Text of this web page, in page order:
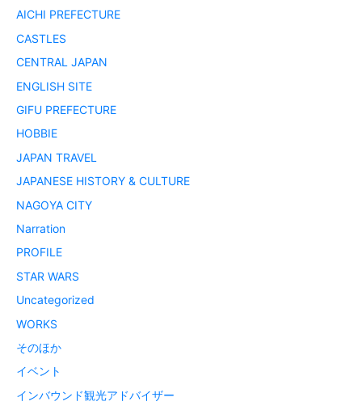
AICHI PREFECTURE
CASTLES
CENTRAL JAPAN
ENGLISH SITE
GIFU PREFECTURE
HOBBIE
JAPAN TRAVEL
JAPANESE HISTORY & CULTURE
NAGOYA CITY
Narration
PROFILE
STAR WARS
Uncategorized
WORKS
そのほか
イベント
インバウンド観光アドバイザー